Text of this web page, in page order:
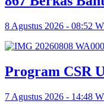
8 Agustus 2026 - 08:52
Program CSR
7 Agustus 2026 - 14:48